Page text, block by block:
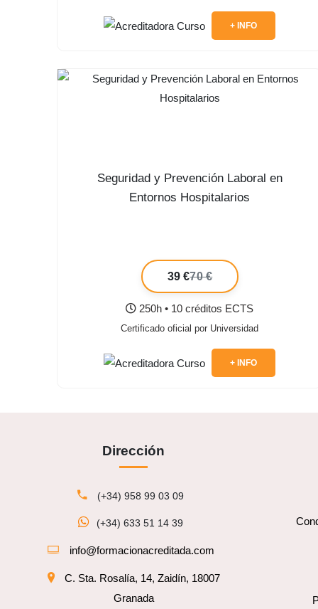
+ INFO
Seguridad y Prevención Laboral en
Entornos Hospitalarios
39 €70 €
250h • 10 créditos ECTS
Certificado oficial por Universidad
+ INFO
Dirección
(+34) 958 99 03 09
(+34) 633 51 14 39
info@formacionacreditada.com
C. Sta. Rosalía, 14, Zaidín, 18007
Granada